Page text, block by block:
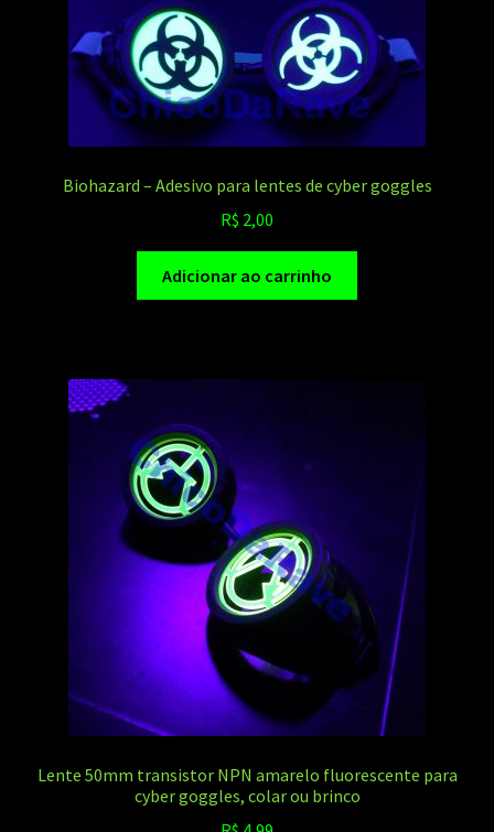
Biohazard – Adesivo para lentes de cyber goggles
R$ 2,00
Adicionar ao carrinho
Lente 50mm transistor NPN amarelo fluorescente para
cyber goggles, colar ou brinco